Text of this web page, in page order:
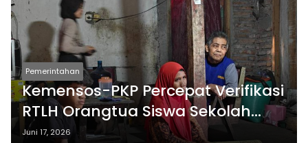
Pemerintahan
Kemensos-PKP Percepat Verifikasi
RTLH Orangtua Siswa Sekolah
Rakyat di Jatim
Juni 17, 2026